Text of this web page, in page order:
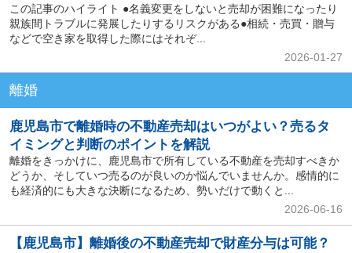
この記事のハイライト ●名義変更をしないと売却が困難になったり
親族間トラブルに発展したりするリスクがある●相続・売買・贈与
などで空き家を取得した際にはそれぞ...
2026-01-27
離婚
鹿児島市で離婚時の不動産売却はいつがよい？売るタ
イミングと判断のポイントを解説
離婚をきっかけに、鹿児島市で所有している不動産を売却すべきか
どうか、そしていつ売るのが良いのか悩んでいませんか。感情的に
も経済的にも大きな決断になるため、勢いだけで動くと...
2026-06-16
【鹿児島市】離婚後の不動産売却で財産分与は可能？